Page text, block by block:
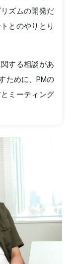
ズムの開発だ
とのやりとり
する相談があ
ために、PMの
ミーティング